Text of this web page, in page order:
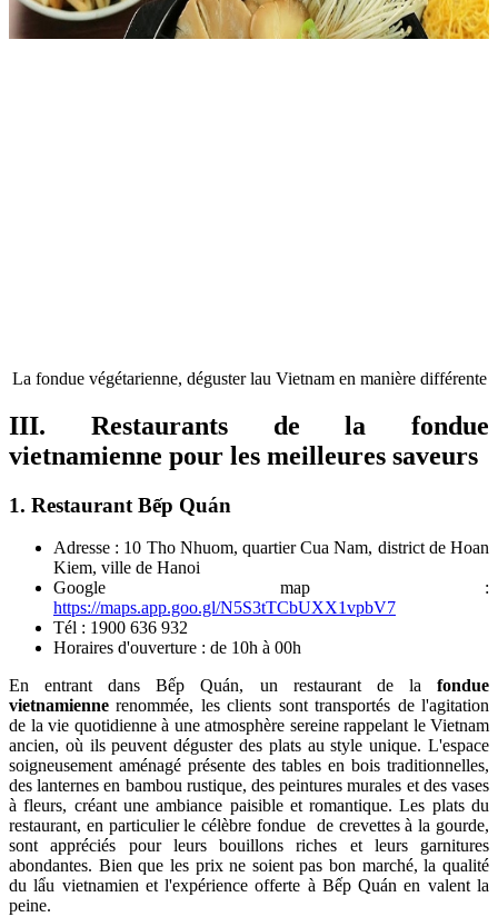
La fondue végétarienne, déguster lau Vietnam en manière différente
III. Restaurants de la fondue
vietnamienne pour les meilleures saveurs
1. Restaurant Bếp Quán
Adresse : 10 Tho Nhuom, quartier Cua Nam, district de Hoan
Kiem, ville de Hanoi
Google map :
https://maps.app.goo.gl/N5S3tTCbUXX1vpbV7
Tél : 1900 636 932
Horaires d'ouverture : de 10h à 00h
En entrant dans Bếp Quán, un restaurant de la fondue
vietnamienne renommée, les clients sont transportés de l'agitation
de la vie quotidienne à une atmosphère sereine rappelant le Vietnam
ancien, où ils peuvent déguster des plats au style unique. L'espace
soigneusement aménagé présente des tables en bois traditionnelles,
des lanternes en bambou rustique, des peintures murales et des vases
à fleurs, créant une ambiance paisible et romantique. Les plats du
restaurant, en particulier le célèbre fondue de crevettes à la gourde,
sont appréciés pour leurs bouillons riches et leurs garnitures
abondantes. Bien que les prix ne soient pas bon marché, la qualité
du lẩu vietnamien et l'expérience offerte à Bếp Quán en valent la
peine.